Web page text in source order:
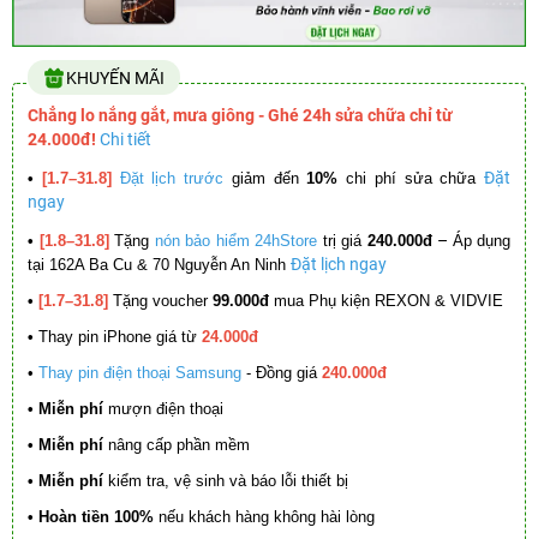
KHUYẾN MÃI
Chẳng lo nắng gắt, mưa giông - Ghé 24h sửa chữa chỉ từ
24.000đ! Chi tiết
• [1.7–31.8] Đặt lịch trước giảm đến10% chi phí sửa chữa Đặt
ngay
• [1.8–31.8] Tặng nón bảo hiểm 24hStore trị giá 240.000đ – Áp dụng
tại 162A Ba Cu & 70 Nguyễn An Ninh Đặt lịch ngay
• [1.7–31.8] Tặng voucher 99.000đ mua Phụ kiện REXON & VIDVIE
• Thay pin iPhone giá từ 24.000đ
• Thay pin điện thoại Samsung - Đồng giá 240.000đ
• Miễn phí mượn điện thoại
• Miễn phí nâng cấp phần mềm
• Miễn phí kiểm tra, vệ sinh và báo lỗi thiết bị
• Hoàn tiền 100% nếu khách hàng không hài lòng